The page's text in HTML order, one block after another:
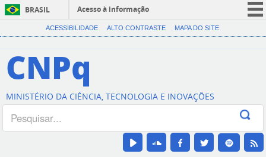
BRASIL
Acesso à informação
CORONAVÍRUS (COVID-19)
Canais
ACESSIBILIDADE ALTO CONTRASTE MAPA DO SITE
CNPq
MINISTÉRIO DA CIÊNCIA, TECNOLOGIA E INOVAÇÕES